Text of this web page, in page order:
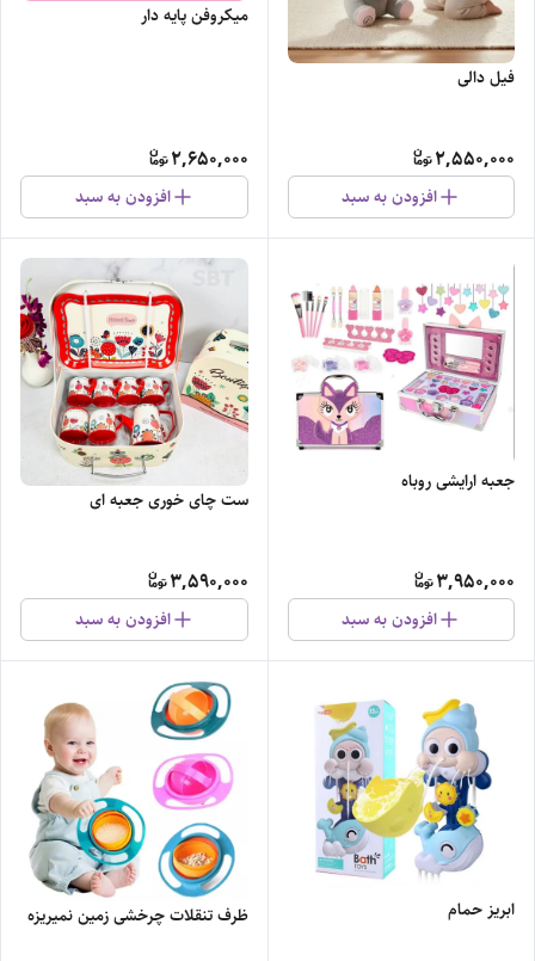
فیل دالی
2,550,000
افزودن به سبد
میکروفن پایه دار
2,650,000
افزودن به سبد
جعبه ارایشی روباه
3,950,000
افزودن به سبد
ست چای خوری جعبه ای
3,590,000
افزودن به سبد
ابریز حمام ظرف تنقلات چرخشی زمین نمیریزه